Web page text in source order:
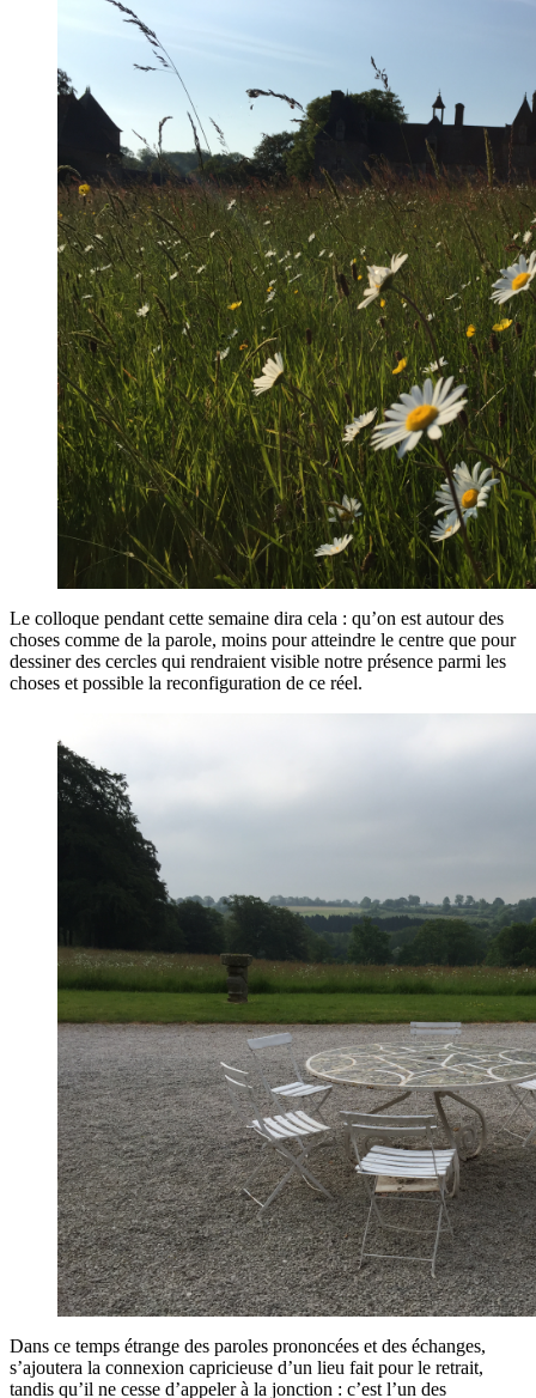
Le colloque pendant cette semaine dira cela : qu’on est autour des
choses comme de la parole, moins pour atteindre le centre que pour
dessiner des cercles qui rendraient visible notre présence parmi les
choses et possible la reconfiguration de ce réel.
Dans ce temps étrange des paroles prononcées et des échanges,
s’ajoutera la connexion capricieuse d’un lieu fait pour le retrait,
tandis qu’il ne cesse d’appeler à la jonction : c’est l’un des